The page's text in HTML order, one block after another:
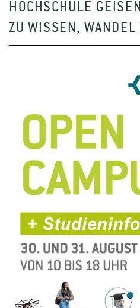
HOCHSCHULE
ZU WISSEN, WANDEL